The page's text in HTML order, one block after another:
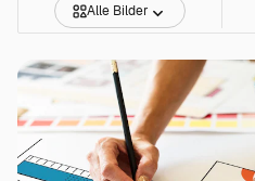
Alle Bilder